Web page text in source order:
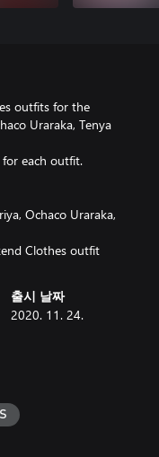
outfits for the
Uraraka, Tenya
for each outfit.
Ochaco Uraraka,
Clothes outfit
출시 날짜
2020. 11. 24.